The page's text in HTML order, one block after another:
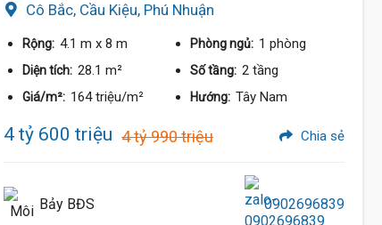
Cô Bắc, Cầu Kiệu, Phú Nhuận
Rộng: 4.1 m x 8 m Phòng ngủ: 1 phòng
Diện tích: 28.1 m² Số tầng: 2 tầng
Giá/m²: 164 triệu/m² Hướng: Tây Nam
4 tỷ 600 triệu 4 tỷ 990 triệu Chia sẻ
Bảy BĐS 0902696839